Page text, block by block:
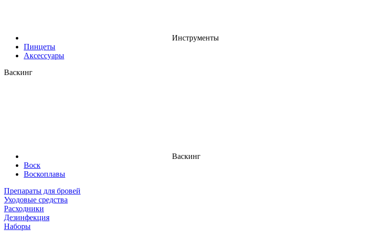
Инструменты
Пинцеты
Аксессуары
Васкинг
Васкинг
Воск
Воскоплавы
Препараты для бровей
Уходовые средства
Расходники
Дезинфекция
Наборы